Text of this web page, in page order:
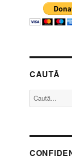
CAUTĂ
Caută
după: